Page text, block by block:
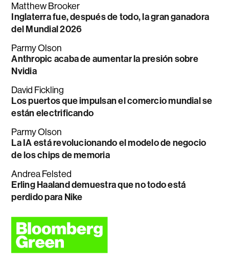
Matthew Brooker
Inglaterra fue, después de todo, la gran ganadora
del Mundial 2026
Parmy Olson
Anthropic acaba de aumentar la presión sobre
Nvidia
David Fickling
Los puertos que impulsan el comercio mundial se
están electrificando
Parmy Olson
La IA está revolucionando el modelo de negocio
de los chips de memoria
Andrea Felsted
Erling Haaland demuestra que no todo está
perdido para Nike